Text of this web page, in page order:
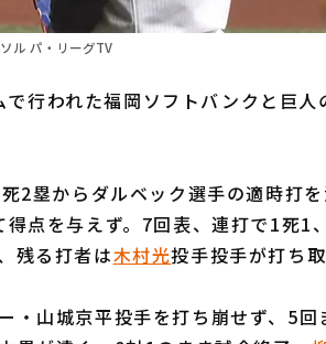
ル パ・リーグTV
行われた福岡ソフトバンクと巨人
2塁からダルベック選手の適時打
点を与えず。7回表、連打で1死1
残る打者は木村光投手投手が打ち取
・山城京平投手を打ち崩せず、5回